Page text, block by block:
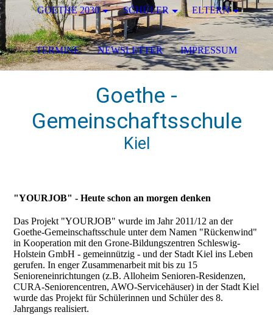
Goethe -
Gemeinschaftsschule
Kiel
"YOURJOB" - Heute schon an morgen denken
Das Projekt "YOURJOB" wurde im Jahr 2011/12 an der
Goethe-Gemeinschaftsschule unter dem Namen "Rückenwind"
in Kooperation mit den Grone-Bildungszentren Schleswig-
Holstein GmbH - gemeinnützig - und der Stadt Kiel ins Leben
gerufen. In enger Zusammenarbeit mit bis zu 15
Senioreneinrichtungen (z.B. Alloheim Senioren-Residenzen,
CURA-Seniorencentren, AWO-Servicehäuser) in der Stadt Kiel
wurde das Projekt für Schülerinnen und Schüler des 8.
Jahrgangs realisiert.
GOETHE 2030 SCHÜLER ELTERN
TERMINE NEWSLETTER IMPRESSUM